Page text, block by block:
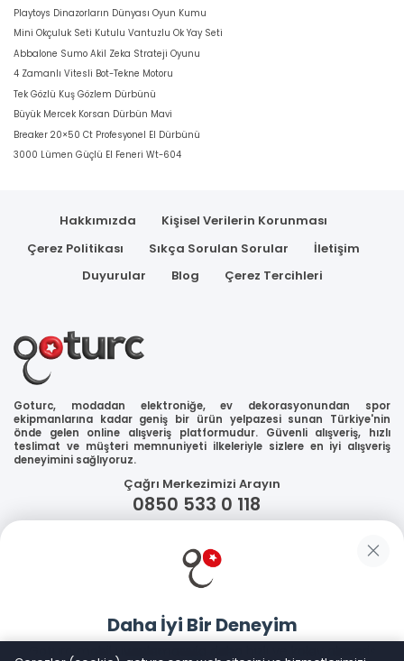
Playtoys Dinazorların Dünyası Oyun Kumu
Mini Okçuluk Seti Kutulu Vantuzlu Ok Yay Seti
Abbalone Sumo Akil Zeka Strateji Oyunu
4 Zamanlı Vitesli Bot-Tekne Motoru
Tek Gözlü Kuş Gözlem Dürbünü
Büyük Mercek Korsan Dürbün Mavi
Breaker 20×50 Ct Profesyonel El Dürbünü
3000 Lümen Güçlü El Feneri Wt-604
Hakkımızda
Kişisel Verilerin Korunması
Çerez Politikası
Sıkça Sorulan Sorular
İletişim
Duyurular
Blog Çerez Tercihleri
Goturc, modadan elektroniğe, ev dekorasyonundan spor
ekipmanlarına kadar geniş bir ürün yelpazesi sunan Türkiye'nin
önde gelen online alışveriş platformudur. Güvenli alışveriş, hızlı
teslimat ve müşteri memnuniyeti ilkeleriyle sizlere en iyi alışveriş
deneyimini sağlıyoruz.
Çağrı Merkezimizi Arayın
0850 533 0 118
Güvenliğiniz
Sosyal Medya
Daha İyi Bir Deneyim
Goturc mobil uygulamasıyla daha hızlı ve kolay alışveriş